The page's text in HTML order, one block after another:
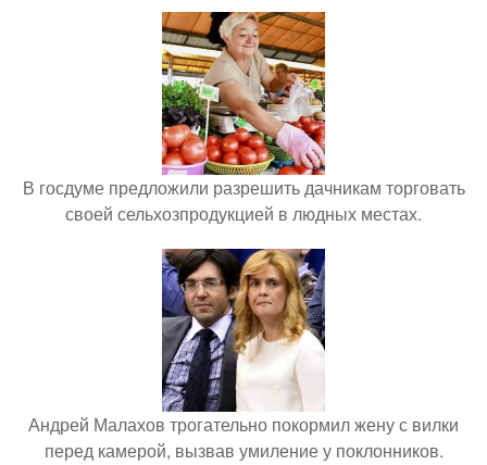
В госдуме предложили разрешить дачникам торговать
своей сельхозпродукцией в людных местах.
Андрей Малахов трогательно покормил жену с вилки
перед камерой, вызвав умиление у поклонников.